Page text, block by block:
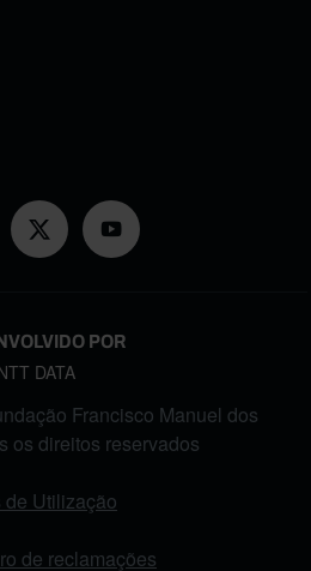
POR
DATA
Francisco Manuel dos
os direitos reservados
de Utilização
de reclamações